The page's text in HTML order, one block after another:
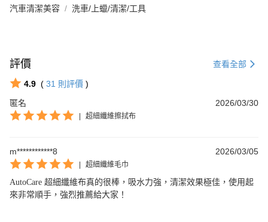
汽車清潔美容 洗車/上蠟/清潔/工具
評價 查看全部
4.9 ( 31 則評價 )
匿名
2026/03/30
超細纖維擦拭布
m************8 2026/03/05
超細纖維毛巾
AutoCare 超細纖維布真的很棒，吸水力強，清潔效果極佳，使用起
來非常順手，強烈推薦給大家！